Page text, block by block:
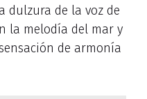
dulzura de la voz de
la melodía del mar y
de armonía